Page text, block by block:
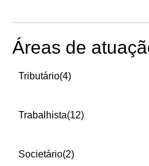
Áreas de
Tributário(4)
Trabalhista(12)
Societário(2)